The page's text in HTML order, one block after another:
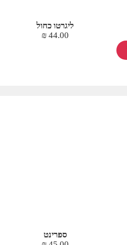
ליגרטו כחול
44.00
₪
ספרינט